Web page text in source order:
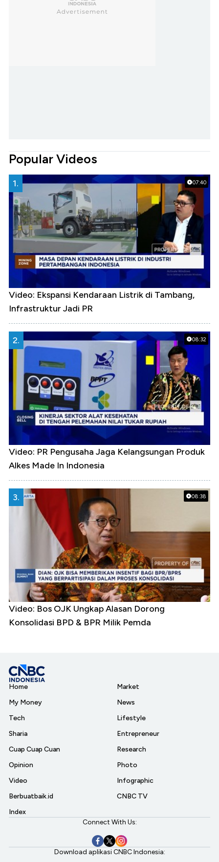
Popular Videos
07:40
1.
Video: Ekspansi Kendaraan Listrik di Tambang,
Infrastruktur Jadi PR
08:32
2.
Video: PR Pengusaha Jaga Kelangsungan Produk
Alkes Made In Indonesia
08:38
3.
Video: Bos OJK Ungkap Alasan Dorong
Konsolidasi BPD & BPR Milik Pemda
Home
My Money
Tech
Sharia
Cuap Cuap Cuan
Opinion
Video
Berbuatbaik.id
Index
Market
News
Lifestyle
Entrepreneur
Research
Photo
Infographic
CNBC TV
Connect With Us:
Download aplikasi CNBC Indonesia: